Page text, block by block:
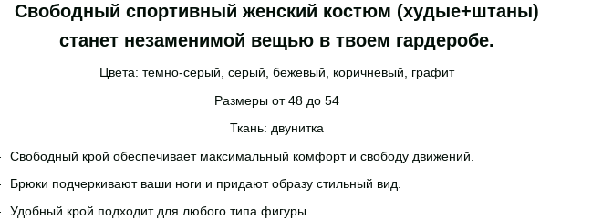
Свободный спортивный женский костюм (худые+штаны)
станет незаменимой вещью в твоем гардеробе.
Цвета: темно-серый, серый, бежевый, коричневый, графит
Размеры от 48 до 54
Ткань: двунитка
Свободный крой обеспечивает максимальный комфорт и свободу движений.
Брюки подчеркивают ваши ноги и придают образу стильный вид.
Удобный крой подходит для любого типа фигуры.